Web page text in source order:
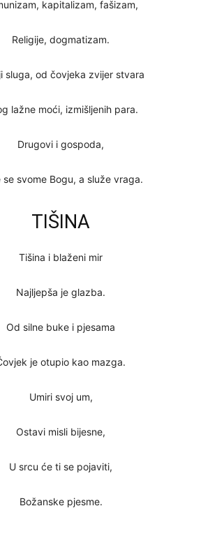
kapitalizam, fašizam,
Religije, dogmatizam.
sluga, od čovjeka zvijer stvara
lažne moći, izmišljenih para.
Drugovi i gospoda,
se svome Bogu, a služe vraga.
TIŠINA
Tišina i blaženi mir
Najljepša je glazba.
Od silne buke i pjesama
je otupio kao mazga.
Umiri svoj um,
Ostavi misli bijesne,
U srcu će ti se pojaviti,
Božanske pjesme.